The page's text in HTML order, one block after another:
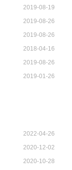
2019-08-19
2019-08-26
2019-08-26
2018-04-16
2019-08-26
2019-01-26
2022-04-26
2020-12-02
2020-10-28